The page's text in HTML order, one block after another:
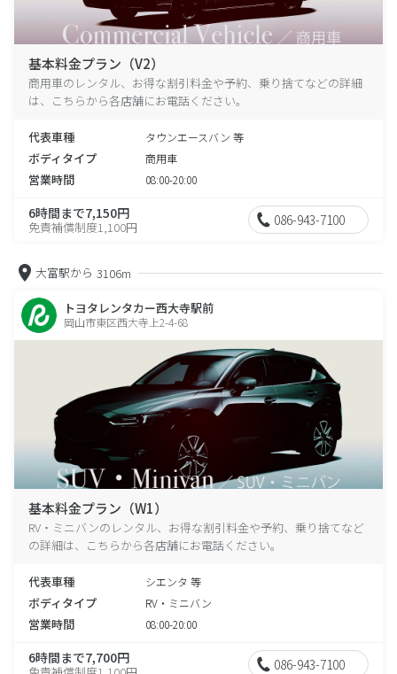
基本料金プラン（V2）
商用車のレンタル、お得な割引料金や予約、乗り捨てなどの詳細
は、こちらから各店舗にお電話ください。
代表車種 タウンエースバン 等
ボディタイプ 商用車
営業時間 08:00-20:00
6時間まで7,150円
免責補償制度1,100円 086-943-7100
大富駅から 3106m
トヨタレンタカー西大寺駅前
岡山市東区西大寺上2-4-68
基本料金プラン（W1）
RV・ミニバンのレンタル、お得な割引料金や予約、乗り捨てなど
の詳細は、こちらから各店舗にお電話ください。
代表車種 シエンタ 等
ボディタイプ RV・ミニバン
営業時間 08:00-20:00
6時間まで7,700円 086-943-7100